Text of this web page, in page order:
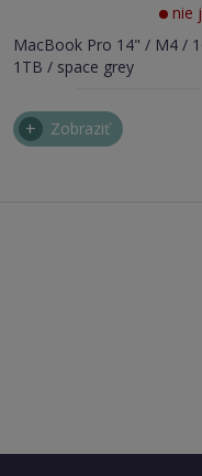
nie
MacBook Pro 14" / M4 /
1TB / space grey
Zobraziť